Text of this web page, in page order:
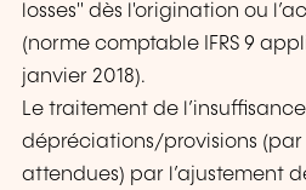
losses" dès l'origination ou
(norme comptable IFRS 9
janvier 2018).
Le traitement de
dépréciations/provisions
attendues) par l’ajustement